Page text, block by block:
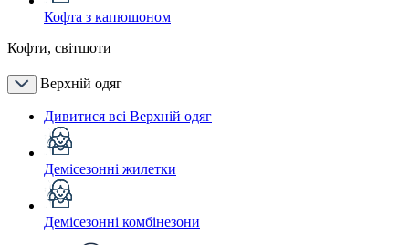
Кофта з капюшоном
Кофти, світшоти
Верхній одяг
Дивитися всі Верхній одяг
Демісезонні жилетки
Демісезонні комбінезони